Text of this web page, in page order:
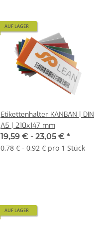
AUF LAGER
Etikettenhalter KANBAN | DIN
A5 | 210x147 mm
19,59 € - 23,05 € *
0,78 € - 0,92 € pro 1 Stück
AUF LAGER